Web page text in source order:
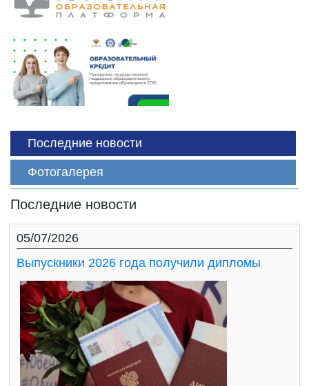
Последние новости
Фотогалерея
Последние новости
05/07/2026
Выпускники 2026 года получили дипломы